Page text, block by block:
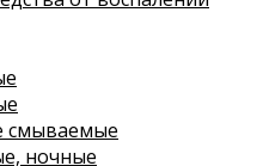
ночные